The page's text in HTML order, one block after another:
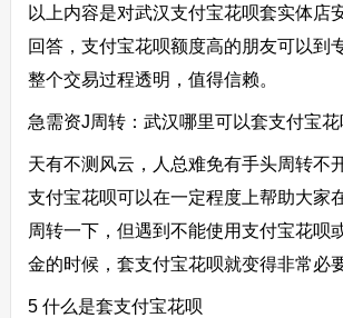
以上内容是对武汉支付宝花呗套实体店
回答，支付宝花呗额度高的朋友可以到
整个交易过程透明，值得信赖。
急需资J周转：武汉哪里可以套支付宝花
天有不测风云，人总难免有手头周转不
支付宝花呗可以在一定程度上帮助大家
周转一下，但遇到不能使用支付宝花呗
金的时候，套支付宝花呗就变得非常必
5 什么是套支付宝花呗